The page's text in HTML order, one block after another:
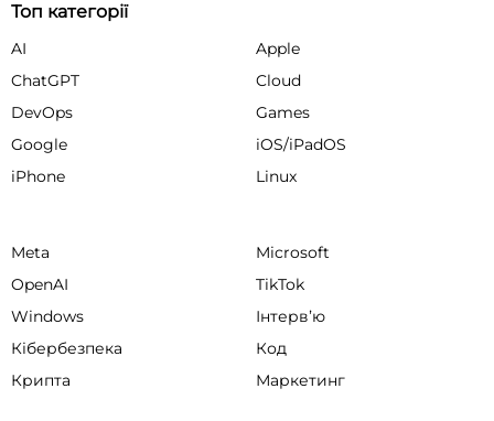
Топ категорії
AI
Apple
ChatGPT
Cloud
DevOps
Games
Google
iOS/iPadOS
iPhone
Linux
Meta
Microsoft
OpenAI
TikTok
Windows
Інтервʼю
Кібербезпека
Код
Крипта
Маркетинг